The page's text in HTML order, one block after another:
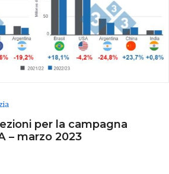
per la campagna
– marzo 2023